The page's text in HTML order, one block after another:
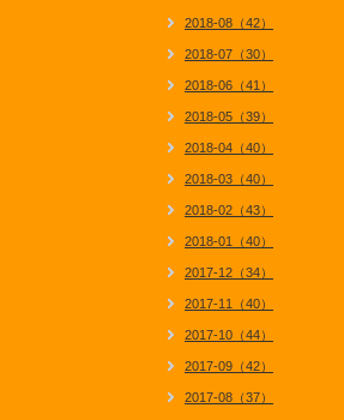
2018-08（42）
2018-07（30）
2018-06（41）
2018-05（39）
2018-04（40）
2018-03（40）
2018-02（43）
2018-01（40）
2017-12（34）
2017-11（40）
2017-10（44）
2017-09（42）
2017-08（37）